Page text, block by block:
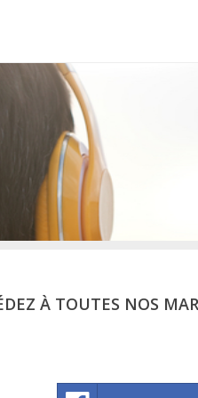
À TOUTES NOS